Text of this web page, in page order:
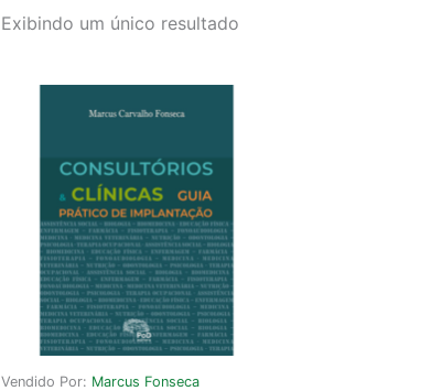
Exibindo um único resultado
Vendido Por: Marcus Fonseca